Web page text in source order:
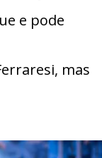
e pode
mas